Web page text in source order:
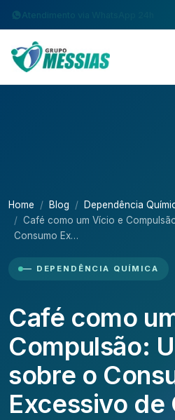
Atendimento via WhatsApp 24h
Home Blog
Dependência
Café como um Vício e
Consumo Ex…
— DEPENDÊNCIA QUÍMICA
Café como
Compulsão:
sobre o
Excessivo de